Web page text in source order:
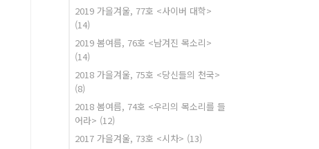
2019 가을겨울, 77호 <사이버 대학>
(14)
2019 봄여름, 76호 <남겨진 목소리>
(14)
2018 가을겨울, 75호 <당신들의 천국>
(8)
2018 봄여름, 74호 <우리의 목소리를 들
어라> (12)
2017 가을겨울, 73호 <시차> (13)